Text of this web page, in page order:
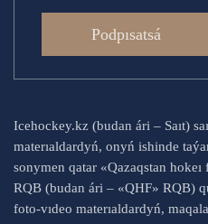
Podpısatsá
Icehockey.kz (budan ári – Saıt)
materıaldardyń, onyń ishinde
sonymen qatar «Qazaqstan hokeı
RQB (budan ári – «QHF» RQB)
foto-vıdeo materıaldardyń,